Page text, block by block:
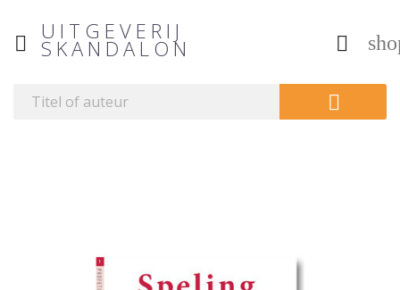
 
UITGEVERIJ
SKANDALON
